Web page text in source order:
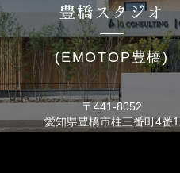
豊橋スタジオ
(EMOTOP豊橋)
〒441-8052
愛知県豊橋市柱三番町4番1